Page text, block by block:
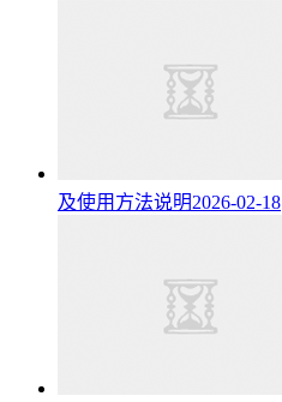
及使用方法说明2026-02-18